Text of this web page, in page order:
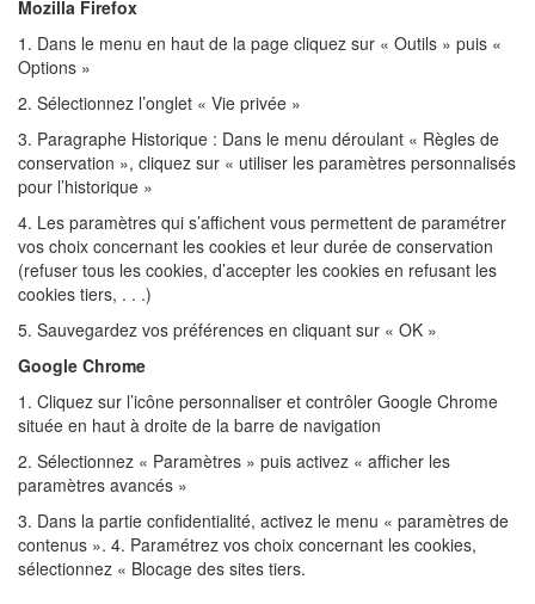
Mozilla Firefox
1. Dans le menu en haut de la page cliquez sur « Outils » puis «
Options »
2. Sélectionnez l’onglet « Vie privée »
3. Paragraphe Historique : Dans le menu déroulant « Règles de
conservation », cliquez sur « utiliser les paramètres personnalisés
pour l’historique »
4. Les paramètres qui s’affichent vous permettent de paramétrer
vos choix concernant les cookies et leur durée de conservation
(refuser tous les cookies, d’accepter les cookies en refusant les
cookies tiers, . . .)
5. Sauvegardez vos préférences en cliquant sur « OK »
Google Chrome
1. Cliquez sur l’icône personnaliser et contrôler Google Chrome
située en haut à droite de la barre de navigation
2. Sélectionnez « Paramètres » puis activez « afficher les
paramètres avancés »
3. Dans la partie confidentialité, activez le menu « paramètres de
contenus ». 4. Paramétrez vos choix concernant les cookies,
sélectionnez « Blocage des sites tiers.